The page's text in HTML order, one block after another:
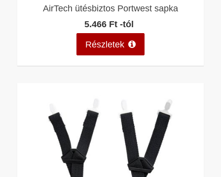
AirTech ütésbiztos Portwest sapka
5.466 Ft -tól
Részletek